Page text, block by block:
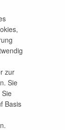
zur
können,
des
zur
Sie
Basis